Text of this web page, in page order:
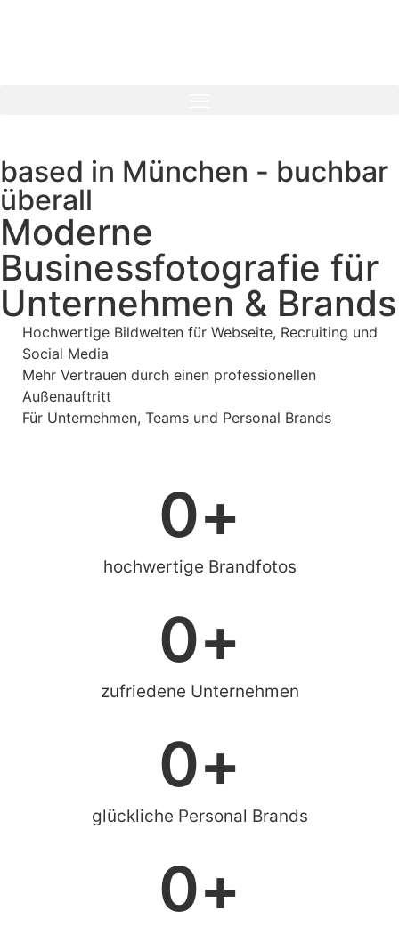
based in München - buchbar
überall
Moderne
Businessfotografie für
Unternehmen & Brands
Hochwertige Bildwelten für Webseite, Recruiting und
Social Media
Mehr Vertrauen durch einen professionellen
Außenauftritt
Für Unternehmen, Teams und Personal Brands
hochwertige Brandfotos
0+
zufriedene Unternehmen
0+
glückliche Personal Brands
0+
0+